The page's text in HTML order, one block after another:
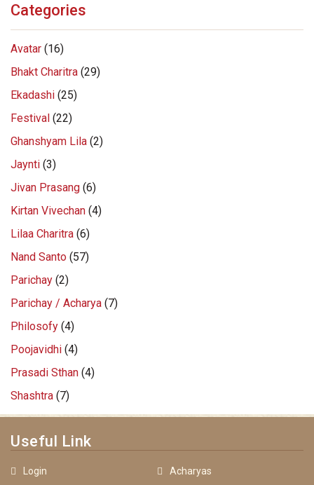
Categories
Avatar (16)
Bhakt Charitra (29)
Ekadashi (25)
Festival (22)
Ghanshyam Lila (2)
Jaynti (3)
Jivan Prasang (6)
Kirtan Vivechan (4)
Lilaa Charitra (6)
Nand Santo (57)
Parichay (2)
Parichay / Acharya (7)
Philosofy (4)
Poojavidhi (4)
Prasadi Sthan (4)
Shashtra (7)
Useful Link
Login
Acharyas